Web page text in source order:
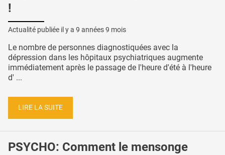
!
Actualité publiée il y a 9 années 9 mois
Le nombre de personnes diagnostiquées avec la
dépression dans les hôpitaux psychiatriques augmente
immédiatement après le passage de l'heure d'été à l'heure
d' ...
LIRE LA SUITE
PSYCHO: Comment le mensonge